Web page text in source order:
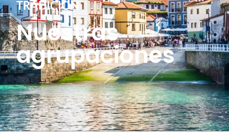
TRADICIÓN
Nuestras
agrupaciones